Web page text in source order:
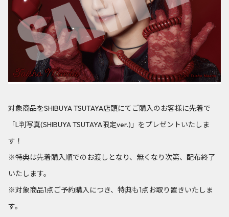
対象商品をSHIBUYA TSUTAYA店頭にてご購入のお客様に先着で
「L判写真(SHIBUYA TSUTAYA限定ver.)」をプレゼントいたしま
す！
※特典は先着購入順でのお渡しとなり、無くなり次第、配布終了
いたします。
※対象商品1点ご予約購入につき、特典も1点お取り置きいたしま
す。